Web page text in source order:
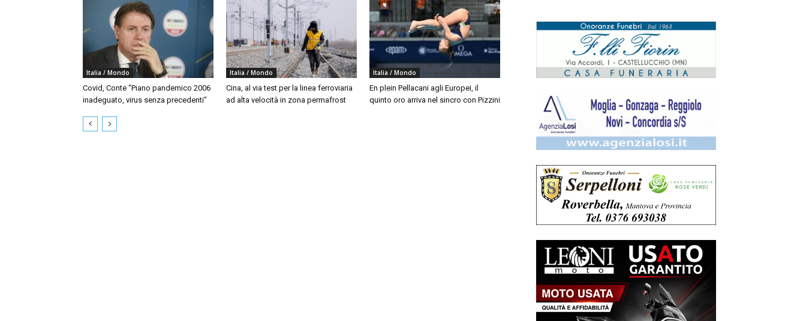
Italia / Mondo
Covid, Conte “Piano pandemico 2006
inadeguato, virus senza precedenti”
Italia / Mondo
Cina, al via test per la linea ferroviaria
ad alta velocità in zona permafrost
Italia / Mondo
En plein Pellacani agli Europei, il
quinto oro arriva nel sincro con Pizzini